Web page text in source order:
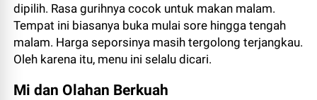
dipilih. Rasa gurihnya cocok untuk makan malam.
Tempat ini biasanya buka mulai sore hingga tengah
malam. Harga seporsinya masih tergolong terjangkau.
Oleh karena itu, menu ini selalu dicari.
Mi dan Olahan Berkuah